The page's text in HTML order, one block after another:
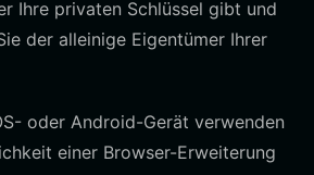
Ihre privaten Schlüssel gibt und
der alleinige Eigentümer Ihrer
oder Android-Gerät verwenden
einer Browser-Erweiterung